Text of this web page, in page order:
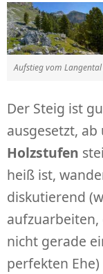
Aufstieg vom
Der Steig ist
ausgesetzt,
Holzstufen
heiß ist,
diskutierend
aufzuarbeiten,
nicht gerade
perfekten